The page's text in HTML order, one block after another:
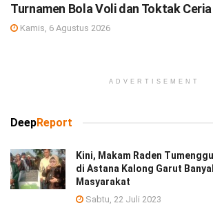
Turnamen Bola Voli dan Toktak Ceria
Kamis, 6 Agustus 2026
ADVERTISEMENT
DeepReport
Kini, Makam Raden
di Astana Kalong Garut
Masyarakat
Sabtu, 22 Juli 2023